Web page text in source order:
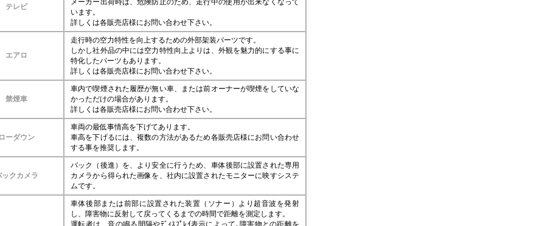
テレビ
メーカー出荷時は、危険防止のため、走行中の使用が出来なくなって
います。
詳しくは各販売店様にお問い合わせ下さい。
エアロ
走行時の空力特性を向上するための外部架装パーツです。
しかし社外品の中には空力特性向上よりは、外観を魅力的にする事に
特化したパーツもあります。
詳しくは各販売店様にお問い合わせ下さい。
禁煙車
車内で喫煙された履歴が無い車、または前オーナーが喫煙をしていな
かっただけの場合があります。
詳しくは各販売店様にお問い合わせ下さい。
ーダウン
車両の最低事情高を下げてあります。
車高を下げるには、複数の方法があるため各販売店様にお問い合わせ
する事を推奨します。
ックカメラ
バック（後進）を、より安全に行うため、車体後部に設置された専用
カメラから得られた画像を、社内に設置されたモニターに映すシステ
ムです。
車体後部または前部に設置された装置（ソナー）より超音波を発射
し、障害物に反射して戻ってくるまでの時間で距離を測定します。
運転者は、音の鳴る間隔やﾃﾞｨｽﾌﾟﾚｲ表示によって､障害物との距離を